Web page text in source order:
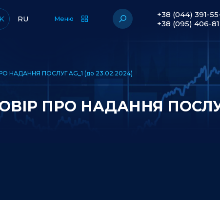
RU Меню
+38 (044) 391-
+38 (095) 406-
НАДАННЯ ПОСЛУГ AG_1 (до 23.02.2024)
ПРО НАДАННЯ ПОСЛУГ